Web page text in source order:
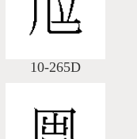
10-265D